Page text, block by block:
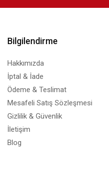
Bilgilendirme
Hakkımızda
İptal & İade
Ödeme & Teslimat
Mesafeli Satış Sözleşmesi
Gizlilik & Güvenlik
İletişim
Blog